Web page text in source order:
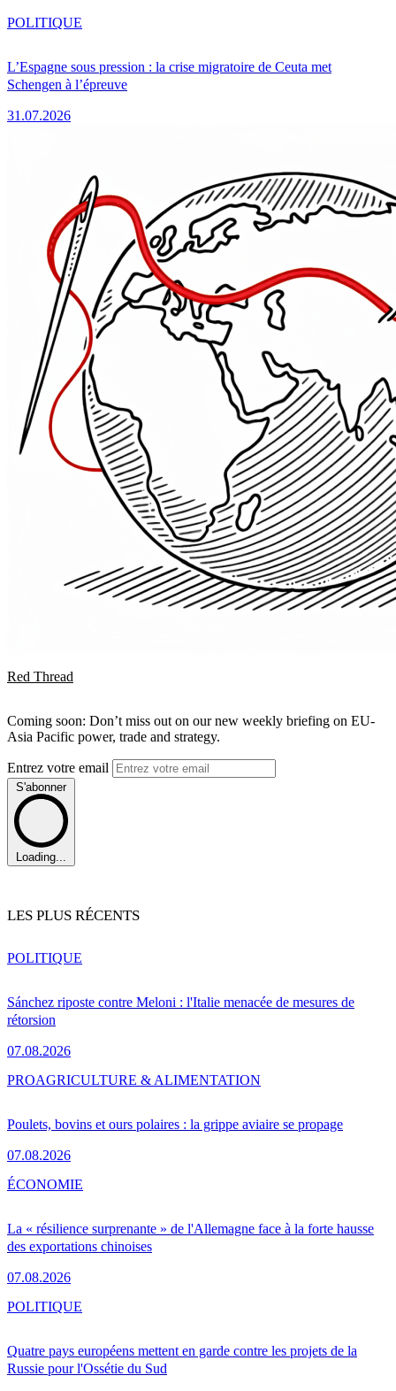
L’Espagne sous pression : la crise migratoire de Ceuta met
Schengen à l’épreuve
31.07.2026
POLITIQUE
Red Thread
Coming soon: Don’t miss out on our new weekly briefing on EU-
Asia Pacific power, trade and strategy.
Entrez votre email
S'abonner
Loading...
LES PLUS RÉCENTS
Sánchez riposte contre Meloni : l'Italie menacée de mesures de
rétorsion
07.08.2026
POLITIQUE
Poulets, bovins et ours polaires : la grippe aviaire se propage
07.08.2026
PROAGRICULTURE & ALIMENTATION
La « résilience surprenante » de l'Allemagne face à la forte hausse
des exportations chinoises
07.08.2026
ÉCONOMIE
Quatre pays européens mettent en garde contre les projets de la
Russie pour l'Ossétie du Sud
POLITIQUE